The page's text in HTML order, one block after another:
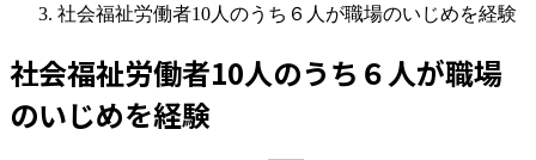
社会福祉労働者10人のうち６人が職場のいじめを経験
社会福祉労働者10人のうち６人が職場
のいじめを経験